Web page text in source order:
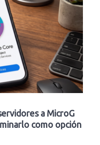
a MicroG
como opción